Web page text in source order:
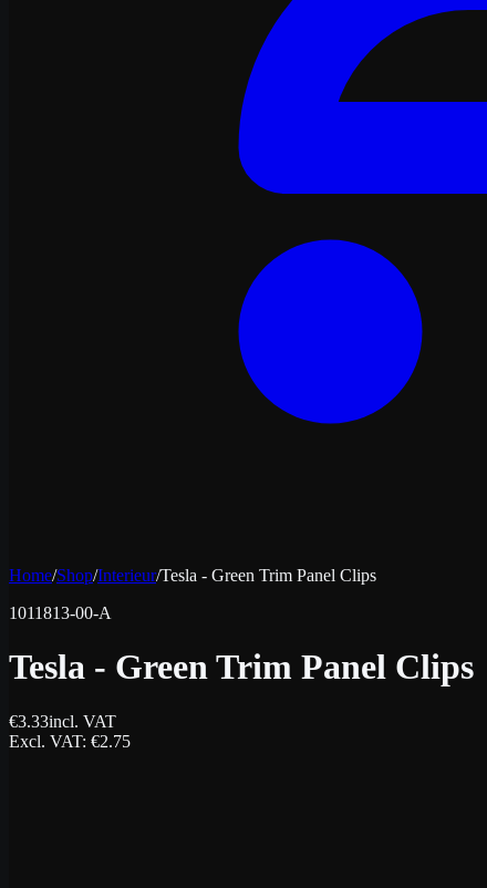
Home/Shop/Interieur/Tesla - Green Trim Panel Clips
1011813-00-A
Tesla - Green Trim Panel Clips
€3.33incl. VAT
Excl. VAT: €2.75